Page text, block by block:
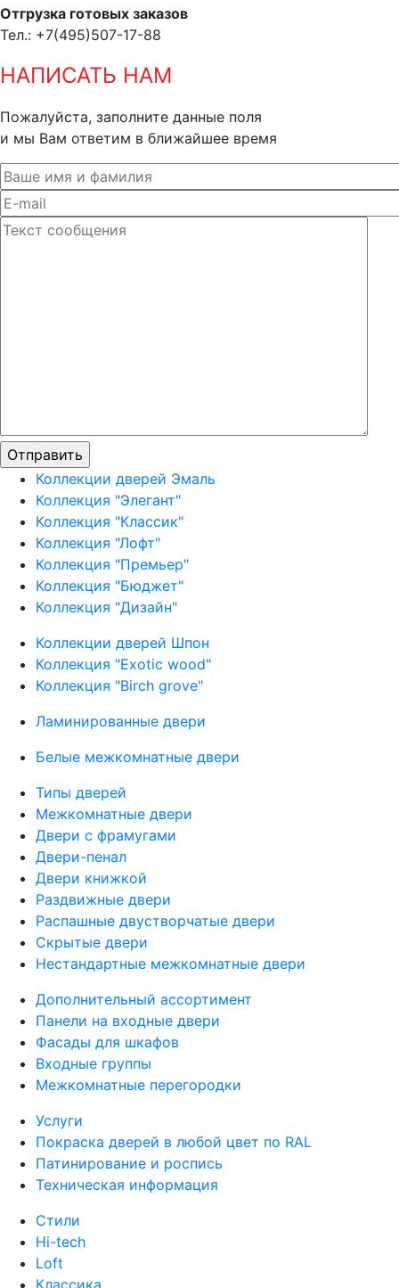
Отгрузка готовых заказов
Тел.: +7(495)507-17-88
НАПИСАТЬ НАМ
Пожалуйста, заполните данные поля
и мы Вам ответим в ближайшее время
Коллекции дверей Эмаль
Коллекция "Элегант"
Коллекция "Классик"
Коллекция "Лофт"
Коллекция "Премьер"
Коллекция "Бюджет"
Коллекция "Дизайн"
Коллекции дверей Шпон
Коллекция "Exotic wood"
Коллекция "Birch grove"
Ламинированные двери
Белые межкомнатные двери
Типы дверей
Межкомнатные двери
Двери с фрамугами
Двери-пенал
Двери книжкой
Раздвижные двери
Распашные двустворчатые двери
Скрытые двери
Нестандартные межкомнатные двери
Дополнительный ассортимент
Панели на входные двери
Фасады для шкафов
Входные группы
Межкомнатные перегородки
Услуги
Покраска дверей в любой цвет по RAL
Патинирование и роспись
Техническая информация
Стили
Hi-tech
Loft
Классика